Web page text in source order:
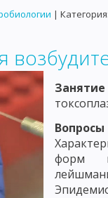
| Категория:
форм